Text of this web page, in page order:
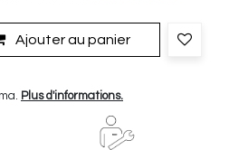
Ajouter au panier
Plus d'informations.